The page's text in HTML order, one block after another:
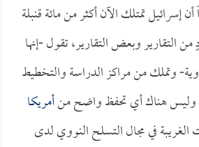
إسرائيل تمتلك الآن أكثر من مائة قنبلة
التقارير وبعض التقارير، تقول -إنها
وتملك من مراكز الدراسة والتخطيط
وليس هناك أي تحفظ واضح منأمريكا
في مجال التسلح النووي لدى